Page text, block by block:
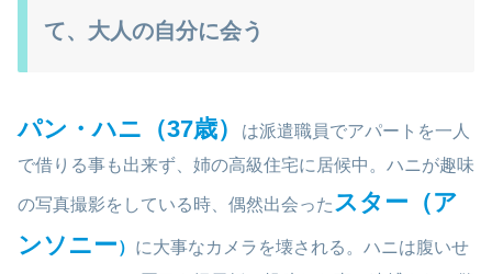
て、大人の自分に会う
パン・ハニ（37歳）
は派遣職員でアパートを一人
で借りる事も出来ず、姉の高級住宅に居候中。ハニが趣味
の写真撮影をしている時、偶然出会ったスター（ア
ンソニー） に大事なカメラを壊される。ハニは腹いせ